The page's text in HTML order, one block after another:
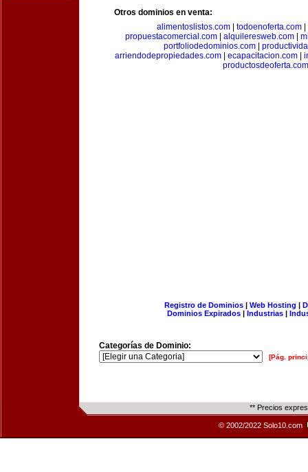
Otros dominios en venta:
alimentoslistos.com| todoenoferta.com|
propuestacomercial.com
alquileresweb.com
portfoliodedominios.com
arriendodepropiedades.com| ecapacitacion.com|
productosdeoferta.com
Registro de Dominios| Web Hosting |
Dominios Expirados | Industrias |
Categorías de Dominio:
[Pág.
** Precios
© 2002/2022 Solo10.com